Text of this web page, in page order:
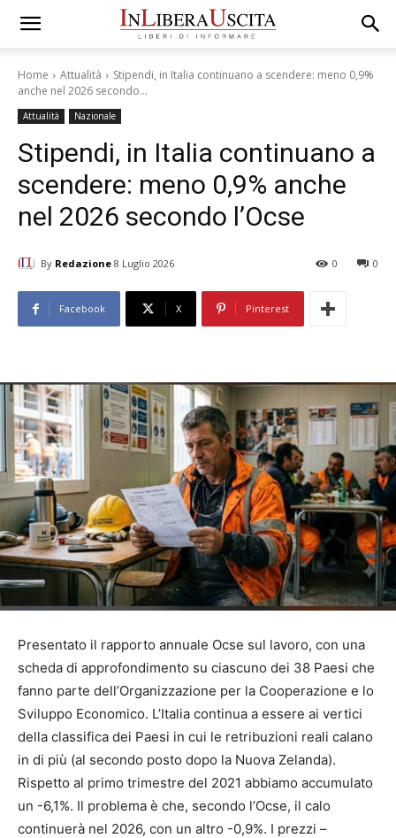
Home Attualità
Stipendi, in Italia continuano a scendere: meno 0,9%
anche nel 2026 secondo...
Attualità Nazionale
Stipendi, in Italia continuano a
scendere: meno 0,9% anche
nel 2026 secondo l’Ocse
By Redazione 8 Luglio 2026 0
0
Facebook X Pinterest
Presentato il rapporto annuale Ocse sul lavoro, con una
scheda di approfondimento su ciascuno dei 38 Paesi che
fanno parte dell’Organizzazione per la Cooperazione e lo
Sviluppo Economico. L’Italia continua a essere ai vertici
della classifica dei Paesi in cui le retribuzioni reali calano
in di più (al secondo posto dopo la Nuova Zelanda).
Rispetto al primo trimestre del 2021 abbiamo accumulato
un -6,1%. Il problema è che, secondo l’Ocse, il calo
continuerà nel 2026, con un altro -0,9%. I prezzi –